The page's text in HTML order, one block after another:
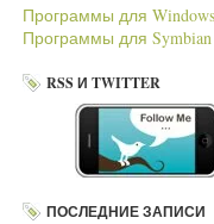
Программы для
Программы для Symbian
RSS И TWITTER
ПОСЛЕДНИЕ ЗАПИСИ